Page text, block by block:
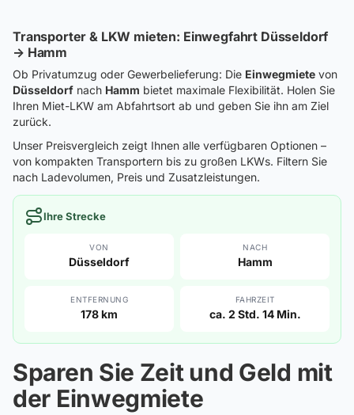
Transporter & LKW mieten: Einwegfahrt Düsseldorf
→ Hamm
Ob Privatumzug oder Gewerbelieferung: Die Einwegmiete von
Düsseldorf nach Hamm bietet maximale Flexibilität. Holen Sie
Ihren Miet-LKW am Abfahrtsort ab und geben Sie ihn am Ziel
zurück.
Unser Preisvergleich zeigt Ihnen alle verfügbaren Optionen –
von kompakten Transportern bis zu großen LKWs. Filtern Sie
nach Ladevolumen, Preis und Zusatzleistungen.
Ihre Strecke
VON
Düsseldorf
NACH
Hamm
ENTFERNUNG
178 km
FAHRZEIT
ca. 2 Std. 14 Min.
Sparen Sie Zeit und Geld mit
der Einwegmiete